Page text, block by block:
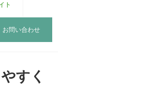
ト
お問い合わせ
すく